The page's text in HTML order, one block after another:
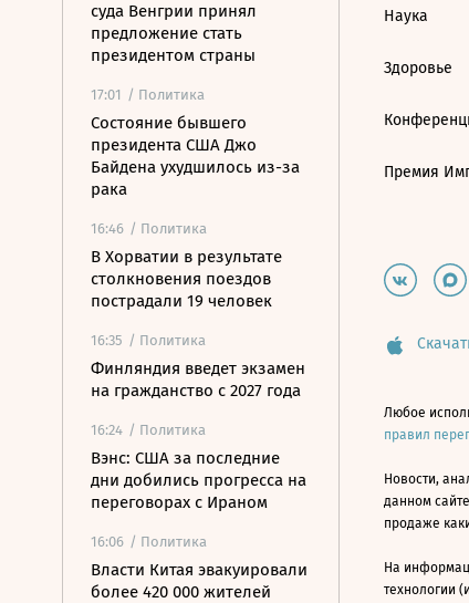
суда Венгрии принял
предложение стать
президентом страны
17:01 / Политика
Состояние бывшего
президента США Джо
Байдена ухудшилось из-за
рака
16:46 / Политика
В Хорватии в результате
столкновения поездов
пострадали 19 человек
16:35 / Политика
Финляндия введет экзамен
на гражданство с 2027 года
16:24 / Политика
Вэнс: США за последние
дни добились прогресса на
переговорах с Ираном
16:06 / Политика
Власти Китая эвакуировали
более 420 000 жителей
Наука
Здоровье
Премия
Любое
правил
Новости,
данном
продаже
На
технологии